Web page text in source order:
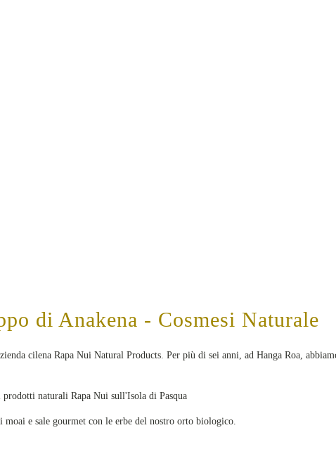
di Anakena - Cosmesi Naturale
cilena Rapa Nui Natural Products. Per più di sei anni, ad Hanga Roa,
e sale gourmet con le erbe del nostro orto biologico.